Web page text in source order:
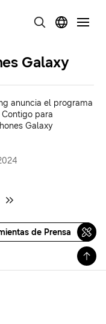
Galaxy
anuncia el programa
Contigo para
Galaxy
de Prensa